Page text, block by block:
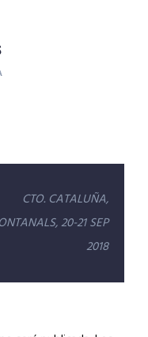
CTO. CATALUÑA,
20-21 SEP
2018